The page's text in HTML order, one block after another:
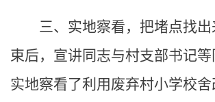
三、实地察看，把堵点找
束后，宣讲同志与村支部书记等
实地察看了利用废弃村小学校